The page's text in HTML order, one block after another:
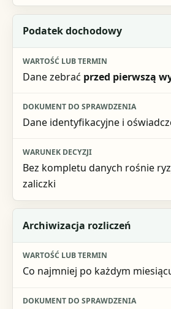
Podatek dochodowy
Dane zebrać przed pierwszą
Dane identyfikacyjne i
Bez kompletu danych rośnie
zaliczki
Archiwizacja rozliczeń
Co najmniej po każdym